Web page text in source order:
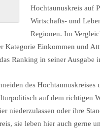
Hochtaunuskreis auf
Wirtschafts- und
Regionen. Im
Kategorie Einkommen und
Ranking in seiner Ausgabe
des Hochtaunuskreises
auf dem richtigen
niederzulassen oder ihre
sie leben hier auch gerne